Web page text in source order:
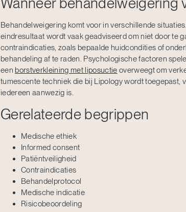
Behandelweigering komt voor in verschillende
eindresultaat wordt vaak geadviseerd om niet door te
contraindicaties, zoals bepaalde huidcondities of
behandeling af te raden. Psychologische factoren
een borstverkleining met liposuctie overweegt om
tumescente techniek die bij Lipology wordt toegepast,
iedereen aanwezig is.
Gerelateerde begrippen
Medische ethiek
Informed consent
Patiëntveiligheid
Contraindicaties
Behandelprotocol
Medische indicatie
Risicobeoordeling